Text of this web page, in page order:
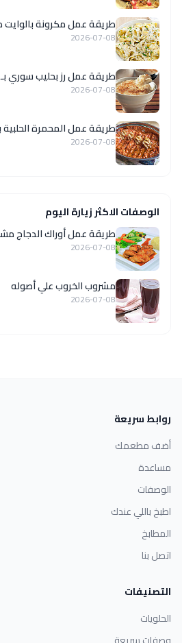
طريقة عمل مكرونة
2026-07-08
طريقة عمل رز بحليب سوري بـ 5 مكونات
2026-07-08
طريقة عمل المحمرة الحلبية
2026-07-08
الوصفات الاكثر زيارة اليوم
طريقة عمل أوراك الدجاج
2026-07-08
مشروب الخروب علي أصوله
2026-07-08
روابط سريعة
أضف مطعمك
مساعدة
الوصفات
اطبخ باللي عندك
المطابخ
اتصل بنا
التصنيفات
الحلويات